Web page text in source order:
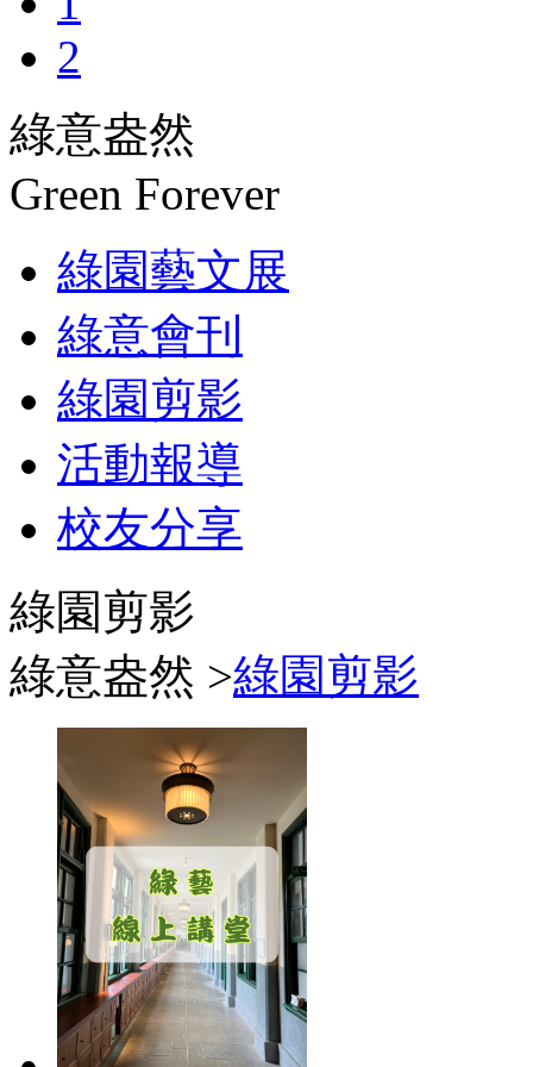
2
綠意盎然
Green Forever
綠園藝文展
綠意會刊
綠園剪影
活動報導
校友分享
綠園剪影
綠意盎然 >綠園剪影